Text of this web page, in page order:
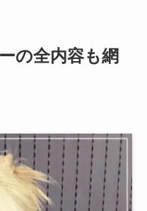
の全内容も網